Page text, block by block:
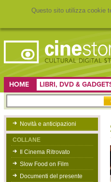
Questo sito utilizza cookie
HOME LIBRI, DVD &
Novità e anticipazioni
COLLANE
Il Cinema Ritrovato
Slow Food on Film
Documenti del presente